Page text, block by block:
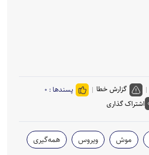
گزارش خطا پسندها : ۰
اشتراک گذاری
موش ویروس همه‌گیری